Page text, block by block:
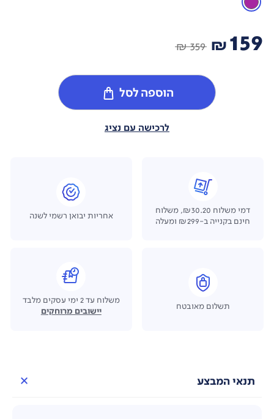
159
₪
359 ₪
הוספה לסל
לרכישה עם נציג
דמי משלוח ₪30.20, משלוח
חינם בקנייה ב-₪299 ומעלה
אחריות יבואן רשמי לשנה
תשלום מאובטח
משלוח עד 2 ימי עסקים מלבד
יישובים מרוחקים
תנאי המבצע